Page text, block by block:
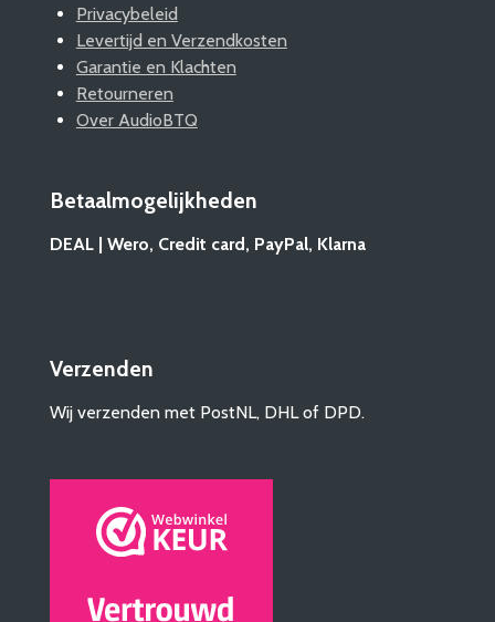
Privacybeleid
Levertijd en Verzendkosten
Garantie en Klachten
Retourneren
Over AudioBTQ
Betaalmogelijkheden
DEAL | Wero, Credit card, PayPal, Klarna
Verzenden
Wij verzenden met PostNL, DHL of DPD.